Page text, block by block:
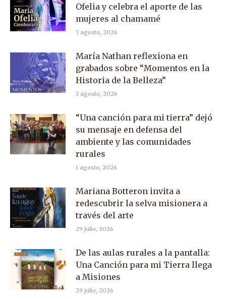
Ofelia y celebra el aporte de las
mujeres al chamamé
7 agosto, 2026
María Nathan reflexiona en
grabados sobre “Momentos en la
Historia de la Belleza”
3 agosto, 2026
“Una canción para mi tierra” dejó
su mensaje en defensa del
ambiente y las comunidades
rurales
1 agosto, 2026
Mariana Botteron invita a
redescubrir la selva misionera a
través del arte
29 julio, 2026
De las aulas rurales a la pantalla:
Una Canción para mi Tierra llega
a Misiones
29 julio, 2026